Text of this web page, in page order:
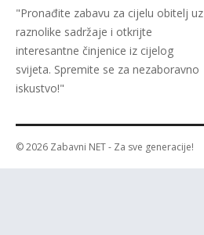
"Pronađite zabavu za cijelu obitelj uz
raznolike sadržaje i otkrijte
interesantne činjenice iz cijelog
svijeta. Spremite se za nezaboravno
iskustvo!"
© 2026 Zabavni NET- Za sve generacije!